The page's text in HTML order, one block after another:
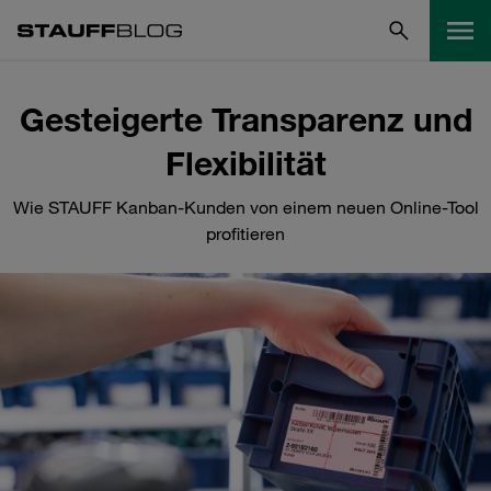
Gesteigerte Transparenz und
Flexibilität
Wie STAUFF Kanban-Kunden von einem neuen Online-Tool
profitieren